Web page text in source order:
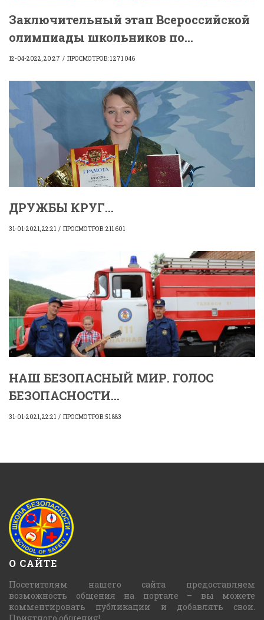
Заключительный этап Всероссийской
олимпиады школьников по...
12-04-2022, 20:27 ПРОСМОТРОВ: 1 271 046
ДРУЖБЫ КРУГ...
31-01-2021, 22:21 ПРОСМОТРОВ: 211 601
НАШ БЕЗОПАСНЫЙ МИР. ГОЛОС
БЕЗОПАСНОСТИ...
31-01-2021, 22:21 ПРОСМОТРОВ: 51 883
О САЙТЕ
Посетителям нашего сайта предоставляем
возможность общения на портале – вы можете
комментировать публикации и добавлять свои.